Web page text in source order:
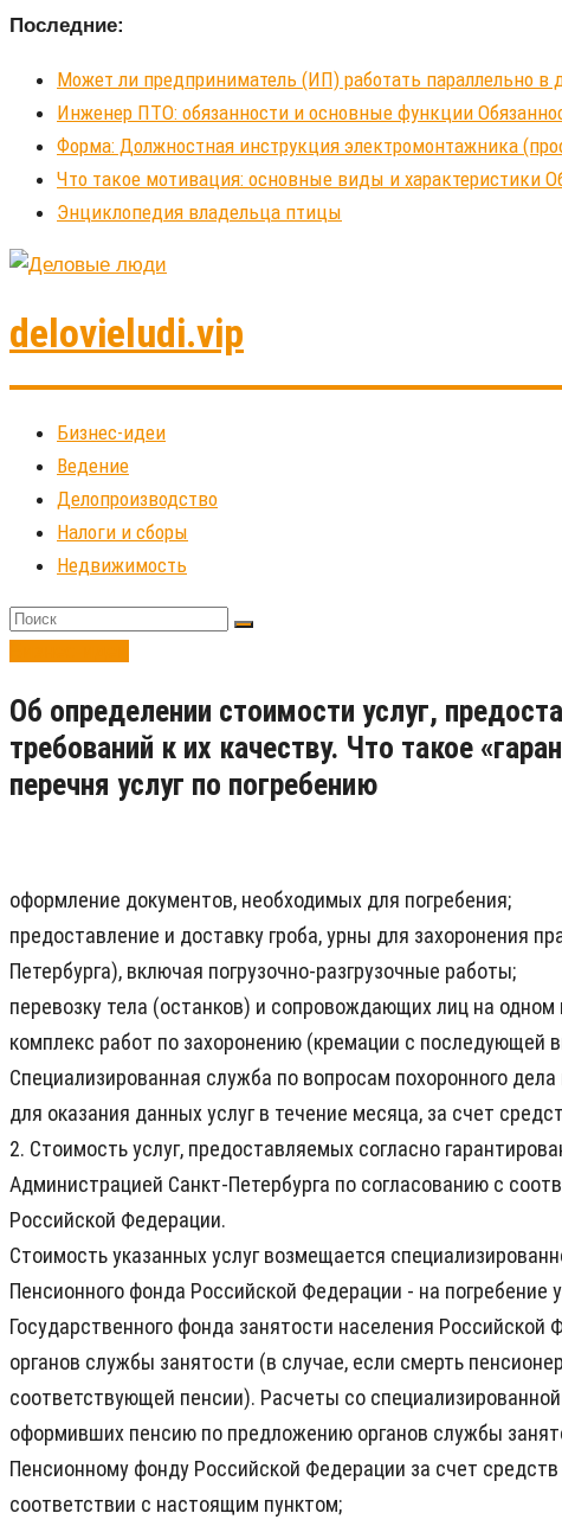
Последние:
Может ли предприниматель (ИП) работать параллельно в
Инженер ПТО: обязанности и основные функции
Форма: Должностная инструкция электромонтажника
Что такое мотивация: основные виды и характеристики
Энциклопедия владельца птицы
delovieludi.vip
Бизнес-идеи
Ведение
Делопроизводство
Налоги и сборы
Недвижимость
Об определении стоимости услуг,
требований к их качеству. Что такое
перечня услуг по погребению
оформление документов, необходимых для погребения;
предоставление и доставку гроба, урны для захоронения
Петербурга), включая погрузочно-разгрузочные работы;
перевозку тела (останков) и сопровождающих лиц на одном
комплекс работ по захоронению (кремации с последующей
Специализированная служба по вопросам похоронного
для оказания данных услуг в течение месяца, за счет
2. Стоимость услуг, предоставляемых согласно
Администрацией Санкт-Петербурга по согласованию с
Российской Федерации.
Стоимость указанных услуг возмещается
Пенсионного фонда Российской Федерации - на
Государственного фонда занятости населения
органов службы занятости (в случае, если смерть
соответствующей пенсии). Расчеты со
оформивших пенсию по предложению органов службы
Пенсионному фонду Российской Федерации за счет
соответствии с настоящим пунктом;